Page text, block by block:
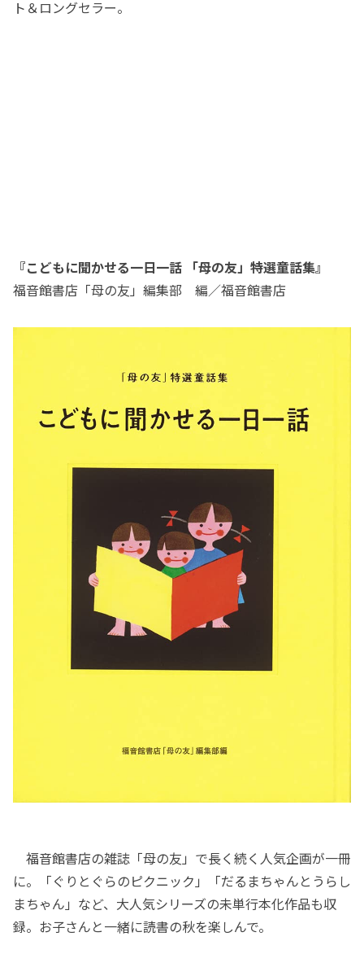
ト＆ロングセラー。
『こどもに聞かせる一日一話 「母の友」特選童話集』
福音館書店「母の友」編集部 編／福音館書店
福音館書店の雑誌「母の友」で長く続く人気企画が一冊
に。「ぐりとぐらのピクニック」「だるまちゃんとうらし
まちゃん」など、大人気シリーズの未単行本化作品も収
録。お子さんと一緒に読書の秋を楽しんで。